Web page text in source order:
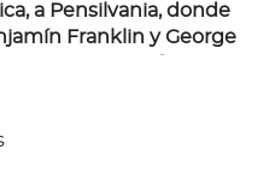
a Pensilvania, donde
Franklin y George
pronunció este famoso